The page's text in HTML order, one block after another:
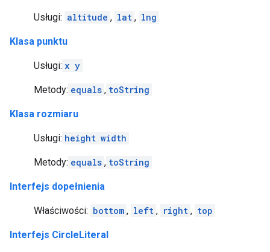
Usługi: altitude , lat , lng
Klasa punktu
Usługi: x y
Metody: equals , toString
Klasa rozmiaru
Usługi: height width
Metody: equals , toString
Interfejs dopełnienia
Właściwości: bottom , left , right , top
Interfejs CircleLiteral